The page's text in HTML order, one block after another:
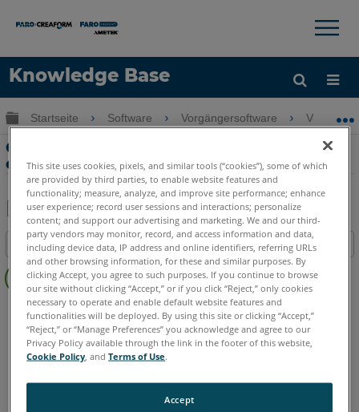
Knowledge Base
Sprache
Hilfe holen Anmelden
×
Globale Hierarchie auf- und zuklappen
Startseite Software Vorgängersoftware
Gerätesteuerung wird nicht angezeigt
oder ist ausgeblendet
Als
PDF
speichern
Teilen
Inhaltsangabe
Keine
Header
CAM2 Measure 10
Englisch
This site uses cookies, pixels, and similar tools (“cookies”), some of which
are provided by third parties, to enable website features and
functionality; measure, analyze, and improve site performance; enhance
user experience; record user sessions and interactions; personalize
content; and support our advertising and marketing. We and our third-
party vendors may monitor, record, and access information and data,
including device data, IP address and online identifiers, referring URLs
and other browsing information, for these and similar purposes. By
clicking Accept, you agree to such purposes. If you continue to browse
our site without clicking “Accept,” or if you click “Reject,” only cookies
necessary to operate and enable default website features and
functionalities will be deployed. By using this site or clicking “Accept,”
“Reject,” or “Manage Preferences” you acknowledge and agree to our
Privacy Policy available through the link in the footer of this website,
Cookie Policy , andTerms of Use.
Accept